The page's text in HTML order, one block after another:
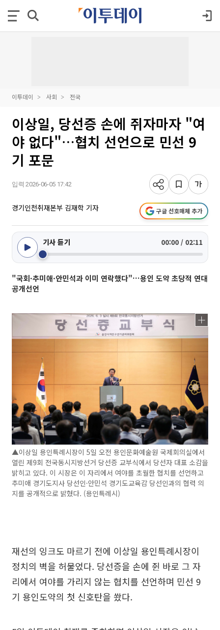
이투데이 사회 전국
이상일, 당선증 손에 쥐자마자 "여
야 없다"…협치 선언으로 민선 9
기 포문
입력 2026-06-05 17:42
경기인천취재본부 김재학 기자 구글 선호매체 추가
기사 듣기 00:00 / 02:11
"국회·추미애·안민석과 이미 연락했다"…용인 도약 초당적 연대
공개선언
▲이상일 용인특례시장이 5일 오전 용인문화예술원 국제회의실에서
열린 제9회 전국동시지방선거 당선증 교부식에서 당선자 대표 소감을
밝히고 있다. 이 시장은 이 자리에서 여야를 초월한 협치를 선언하고
추미애 경기도지사 당선인·안민석 경기도교육감 당선인과의 협력 의
지를 공개적으로 밝혔다. (용인특례시)
재선의 잉크도 마르기 전에 이상일 용인특례시장이
정치의 벽을 허물었다. 당선증을 손에 쥔 바로 그 자
리에서 여야를 가리지 않는 협치를 선언하며 민선 9
기 용인도약의 첫 신호탄을 쐈다.